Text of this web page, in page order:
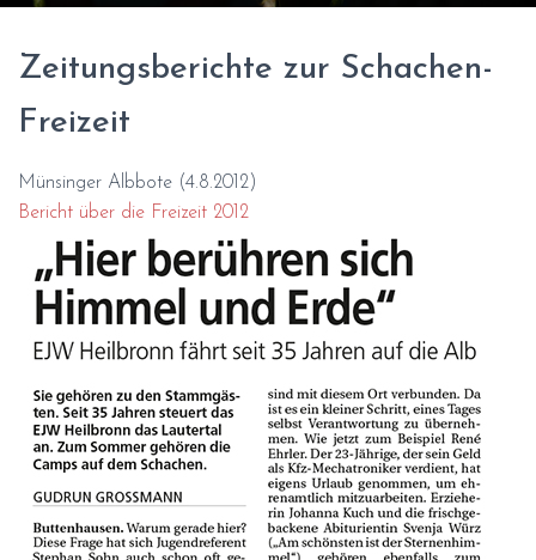
Zeitungsberichte zur Schachen-
Freizeit
Münsinger Albbote (4.8.2012)
Bericht über die Freizeit 2012